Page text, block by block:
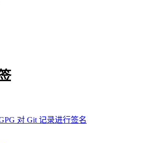
对 Git 记录进行签名